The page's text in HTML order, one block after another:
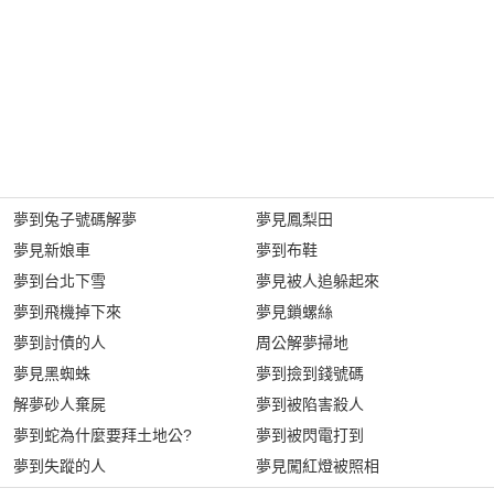
夢到兔子號碼解夢
夢見新娘車
夢到台北下雪
夢到飛機掉下來
夢到討債的人
夢見黑蜘蛛
解夢砂人棄屍
夢到蛇為什麼要拜土地公?
夢到失蹤的人
夢見鳳梨田
夢到布鞋
夢見被人追躲起來
夢見鎖螺絲
周公解夢掃地
夢到撿到錢號碼
夢到被陷害殺人
夢到被閃電打到
夢見闖紅燈被照相